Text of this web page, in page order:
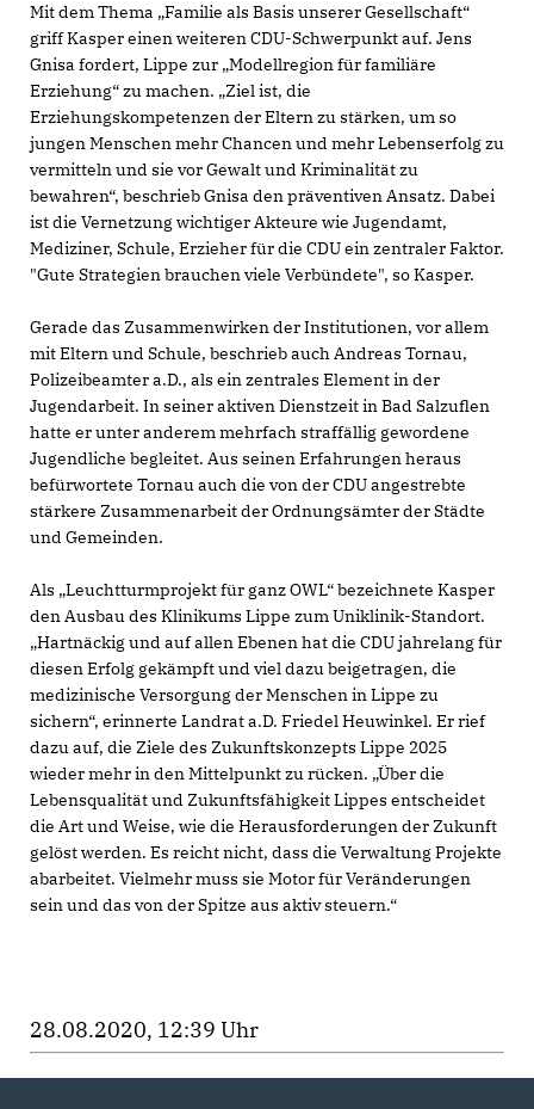
Mit dem Thema „Familie als Basis unserer Gesellschaft“
griff Kasper einen weiteren CDU-Schwerpunkt auf. Jens
Gnisa fordert, Lippe zur „Modellregion für familiäre
Erziehung“ zu machen. „Ziel ist, die
Erziehungskompetenzen der Eltern zu stärken, um so
jungen Menschen mehr Chancen und mehr Lebenserfolg zu
vermitteln und sie vor Gewalt und Kriminalität zu
bewahren“, beschrieb Gnisa den präventiven Ansatz. Dabei
ist die Vernetzung wichtiger Akteure wie Jugendamt,
Mediziner, Schule, Erzieher für die CDU ein zentraler Faktor.
"Gute Strategien brauchen viele Verbündete", so Kasper.
Gerade das Zusammenwirken der Institutionen, vor allem
mit Eltern und Schule, beschrieb auch Andreas Tornau,
Polizeibeamter a.D., als ein zentrales Element in der
Jugendarbeit. In seiner aktiven Dienstzeit in Bad Salzuflen
hatte er unter anderem mehrfach straffällig gewordene
Jugendliche begleitet. Aus seinen Erfahrungen heraus
befürwortete Tornau auch die von der CDU angestrebte
stärkere Zusammenarbeit der Ordnungsämter der Städte
und Gemeinden.
Als „Leuchtturmprojekt für ganz OWL“ bezeichnete Kasper
den Ausbau des Klinikums Lippe zum Uniklinik-Standort.
Hartnäckig und auf allen Ebenen hat die CDU jahrelang für
diesen Erfolg gekämpft und viel dazu beigetragen, die
medizinische Versorgung der Menschen in Lippe zu
sichern“, erinnerte Landrat a.D. Friedel Heuwinkel. Er rief
dazu auf, die Ziele des Zukunftskonzepts Lippe 2025
wieder mehr in den Mittelpunkt zu rücken. „Über die
Lebensqualität und Zukunftsfähigkeit Lippes entscheidet
die Art und Weise, wie die Herausforderungen der Zukunft
gelöst werden. Es reicht nicht, dass die Verwaltung Projekte
abarbeitet. Vielmehr muss sie Motor für Veränderungen
sein und das von der Spitze aus aktiv steuern.“
28.08.2020, 12:39 Uhr